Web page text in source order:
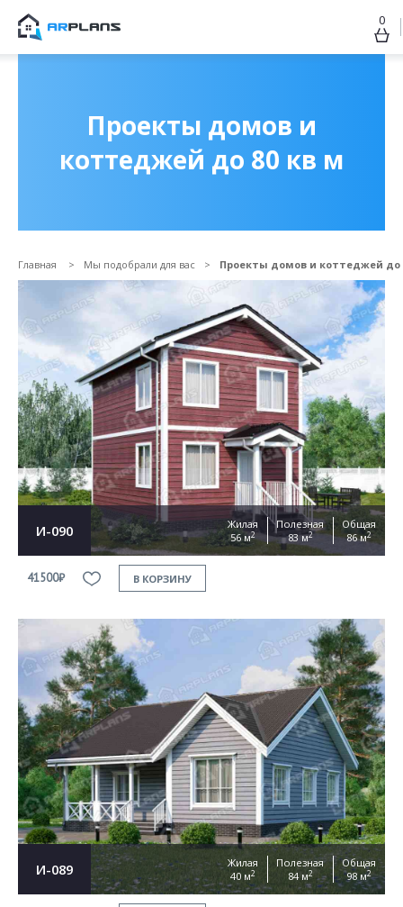
0
Проекты домов и
коттеджей до 80 кв м
Главная Мы подобрали для вас Проекты домов и коттеджей до
И-090
Жилая
56 м2
Полезная
83 м2
Общая
86 м2
41500₽ В КОРЗИНУ
И-089
Жилая
40 м2
Полезная
84 м2
Общая
98 м2
Прикрепить файл
Согласен на обработку персональных данных
This site is protected by reCAPTCHA and the GooglePrivacy PolicyandTerms of Service
ОТПРАВИТЬ
Продолжить покупки